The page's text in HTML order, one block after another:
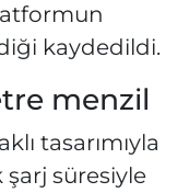
kaydedildi.
menzil
tasarımıyla
süresiyle